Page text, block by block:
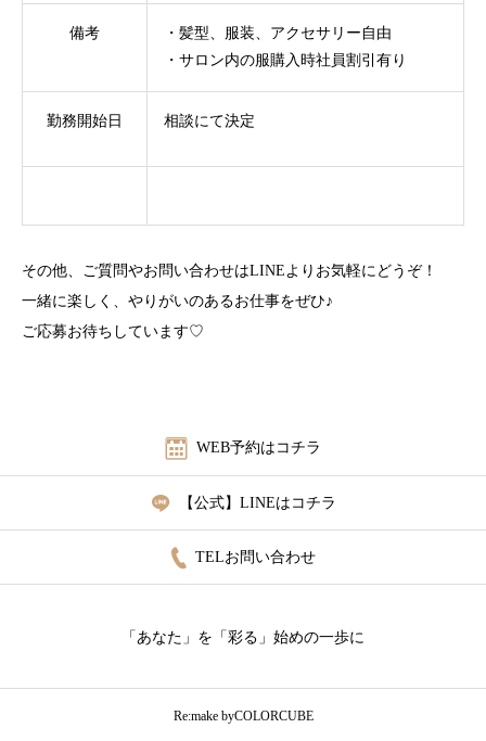
備考
・髪型、服装、アクセサリー自由
・サロン内の服購入時社員割引有り
勤務開始日 相談にて決定
その他、ご質問やお問い合わせはLINEよりお気軽にどうぞ！
一緒に楽しく、やりがいのあるお仕事をぜひ♪
ご応募お待ちしています♡
WEB予約はコチラ
【公式】LINEはコチラ
TELお問い合わせ
「あなた」を「彩る」始めの一歩に
Re:make byCOLORCUBE